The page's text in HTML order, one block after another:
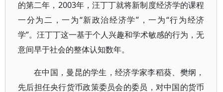
的第二年，2003年，汪丁丁就将新制度经济学的课程
一分为二，一为“新政治经济学”，一为“行为经济
学”。汪丁丁这一基于个人兴趣和学术敏感的行为，无
意间早于社会的整体认知数年。
在中国，曼昆的学生，经济学家李稻葵、樊纲，
先后担任央行货币政策委员会的委员，对中国的货币